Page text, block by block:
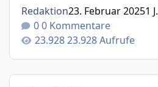
Redaktion23. Februar 20251 J.
0 Kommentare
23.928 Aufrufe